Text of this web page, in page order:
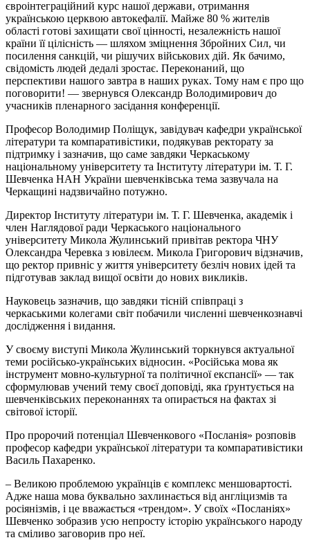
євроінтеграційний курс нашої держави, отримання
українською церквою автокефалії. Майже 80 % жителів
області готові захищати свої цінності, незалежність нашої
країни її цілісність — шляхом зміцнення Збройних Сил, чи
посилення санкцій, чи рішучих військових дій. Як бачимо,
свідомість людей дедалі зростає. Переконаний, що
перспективи нашого завтра в наших руках. Тому нам є про що
поговорити! — звернувся Олександр Володимирович до
учасників пленарного засідання конференції.
Професор Володимир Поліщук, завідувач кафедри української
літератури та компаративістики, подякував ректорату за
підтримку і зазначив, що саме завдяки Черкаському
національному університету та Інституту літератури ім. Т. Г.
Шевченка НАН України шевченківська тема зазвучала на
Черкащині надзвичайно потужно.
Директор Інституту літератури ім. Т. Г. Шевченка, академік і
член Наглядової ради Черкаського національного
університету Микола Жулинський привітав ректора ЧНУ
Олександра Черевка з ювілеєм. Микола Григорович відзначив,
що ректор привніс у життя університету безліч нових ідей та
підготував заклад вищої освіти до нових викликів.
Науковець зазначив, що завдяки тісній співпраці з
черкаськими колегами світ побачили численні шевченкознавчі
дослідження і видання.
У своєму виступі Микола Жулинський торкнувся актуальної
теми російсько-українських відносин. «Російська мова як
інструмент мовно-культурної та політичної експансії» — так
сформулював учений тему своєї доповіді, яка ґрунтується на
шевченківських переконаннях та опирається на фактах зі
світової історії.
Про пророчий потенціал Шевченкового «Посланія» розповів
професор кафедри української літератури та компаративістики
Василь Пахаренко.
– Великою проблемою українців є комплекс меншовартості.
Адже наша мова буквально захлинається від англіцизмів та
росіянізмів, і це вважається «трендом». У своїх «Посланіях»
Шевченко зобразив усю непросту історію українського народу
та сміливо заговорив про неї.